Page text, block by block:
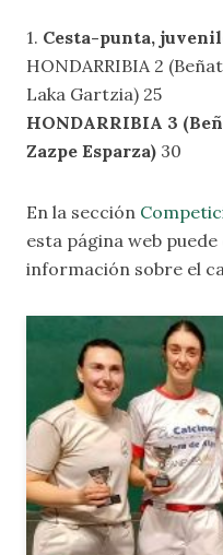
1. Cesta-punta,
HONDARRIBIA 2
Laka Gartzia) 25
HONDARRIBIA 3
Zazpe Esparza) 30
En la sección
esta página web
información sobre el